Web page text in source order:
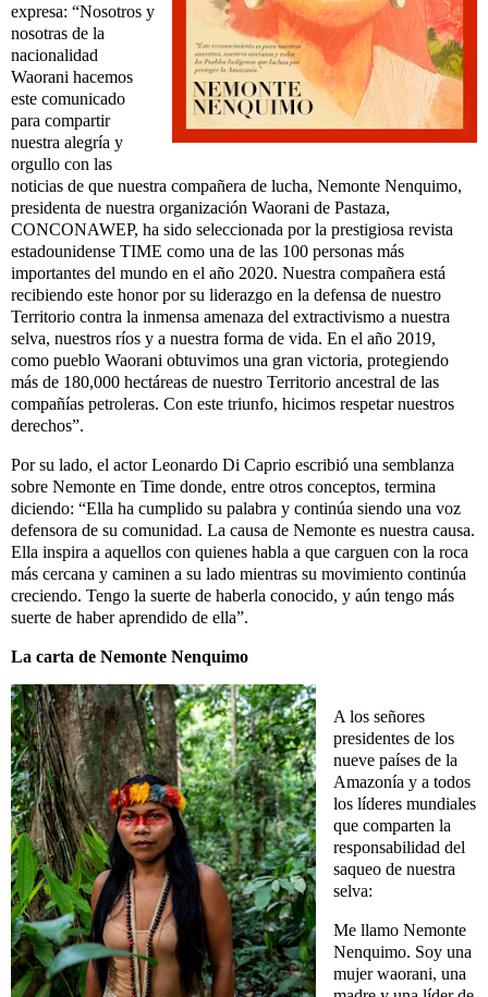
expresa: “Nosotros y
nosotras de la
nacionalidad
Waorani hacemos
este comunicado
para compartir
nuestra alegría y
orgullo con las
noticias de que nuestra compañera de lucha, Nemonte Nenquimo,
presidenta de nuestra organización Waorani de Pastaza,
CONCONAWEP, ha sido seleccionada por la prestigiosa revista
estadounidense TIME como una de las 100 personas más
importantes del mundo en el año 2020. Nuestra compañera está
recibiendo este honor por su liderazgo en la defensa de nuestro
Territorio contra la inmensa amenaza del extractivismo a nuestra
selva, nuestros ríos y a nuestra forma de vida. En el año 2019,
como pueblo Waorani obtuvimos una gran victoria, protegiendo
más de 180,000 hectáreas de nuestro Territorio ancestral de las
compañías petroleras. Con este triunfo, hicimos respetar nuestros
derechos”.
Por su lado, el actor Leonardo Di Caprio escribió una semblanza
sobre Nemonte en Time donde, entre otros conceptos, termina
diciendo: “Ella ha cumplido su palabra y continúa siendo una voz
defensora de su comunidad. La causa de Nemonte es nuestra causa.
Ella inspira a aquellos con quienes habla a que carguen con la roca
más cercana y caminen a su lado mientras su movimiento continúa
creciendo. Tengo la suerte de haberla conocido, y aún tengo más
suerte de haber aprendido de ella”.
La carta de Nemonte Nenquimo
A los señores
presidentes de los
nueve países de la
Amazonía y a todos
los líderes mundiales
que comparten la
responsabilidad del
saqueo de nuestra
selva:
Me llamo Nemonte
Nenquimo. Soy una
mujer waorani, una